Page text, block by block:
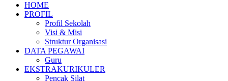
HOME
PROFIL
Profil Sekolah
Visi & Misi
Struktur Organisasi
DATA PEGAWAI
Guru
EKSTRAKURIKULER
Pencak Silat